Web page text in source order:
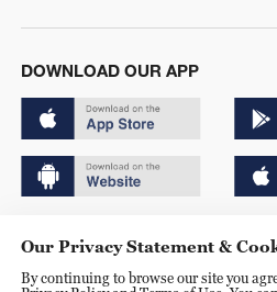
DOWNLOAD OUR APP
京ICP备20000184号
Our Privacy Statement &
By continuing to browse our site you